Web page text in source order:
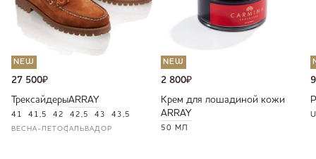
NEW
27 500₽
ТрексайдерыARRAY
41 41,5 42 42,5 43 43,5
ВЕСНА-ЛЕТОСАЛЬВАДОР
NEW
2 800₽
Крем для лошадиной кожи
ARRAY
50 МЛ